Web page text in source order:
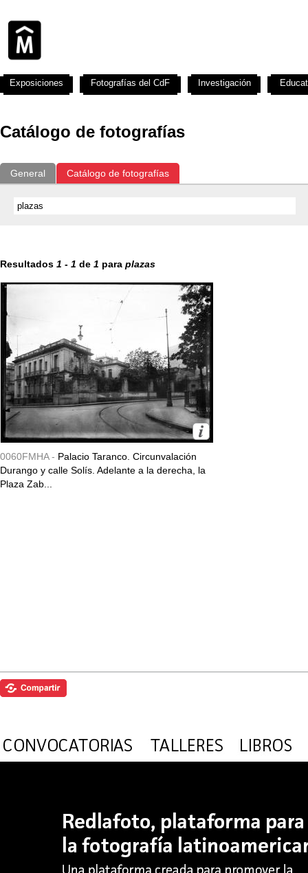
Catálogo de fotografías
General Catálogo de fotografías
Resultados 1 - 1 de 1 para plazas
0060FMHA - Palacio Taranco. Circunvalación
Durango y calle Solís. Adelante a la derecha, la
Plaza Zab...
Exposiciones Fotografías del CdF Investigación